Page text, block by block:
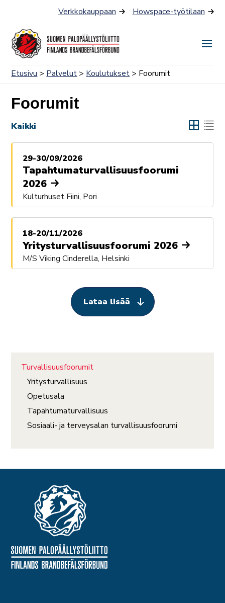
Verkkokauppaan Howspace-työtilaan
Etusivu > Palvelut > Koulutukset > Foorumit
Foorumit
Kaikki
29-30/09/2026
Tapahtumaturvallisuusfoorumi
2026
Kulturhuset Fiini, Pori
18-20/11/2026
Yritysturvallisuusfoorumi 2026
M/S Viking Cinderella, Helsinki
Lataa lisää
Turvallisuusfoorumit
Yritysturvallisuus
Opetusala
Tapahtumaturvallisuus
Sosiaali- ja terveysalan turvallisuusfoorumi